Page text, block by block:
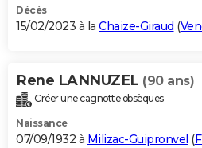
Décès
15/02/2023 à la Chaize-Giraud (
Rene LANNUZEL (90 ans)
Créer une cagnotte obsèques
Naissance
07/09/1932 à Milizac-Guipronvel (